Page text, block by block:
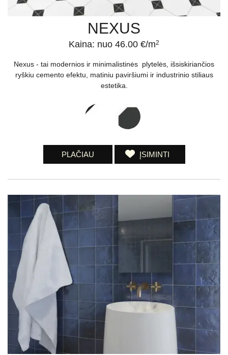
NEXUS
Kaina: nuo 46.00 €/m2
Nexus - tai modernios ir minimalistinės plytelės, išsiskiriančios
ryškiu cemento efektu, matiniu paviršiumi ir industrinio stiliaus
estetika.
PLAČIAU ĮSIMINTI